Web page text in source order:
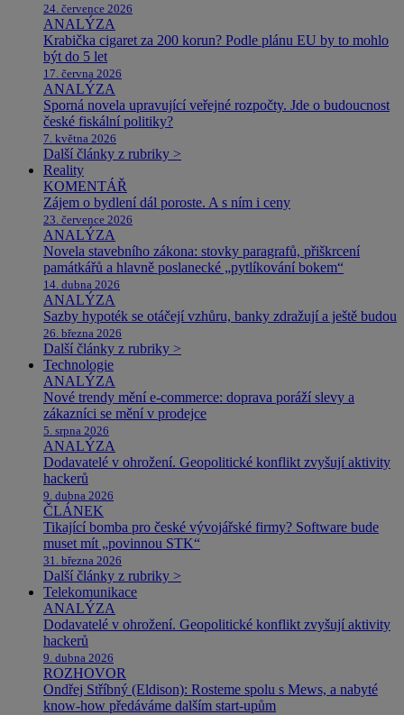
24. července 2026
ANALÝZA
Krabička cigaret za 200 korun? Podle plánu EU by to mohlo
být do 5 let
17. června 2026
ANALÝZA
Sporná novela upravující veřejné rozpočty. Jde o budoucnost
české fiskální politiky?
7. května 2026
Další články z rubriky >
Reality
KOMENTÁŘ
Zájem o bydlení dál poroste. A s ním i ceny
23. července 2026
ANALÝZA
Novela stavebního zákona: stovky paragrafů, přiškrcení
památkářů a hlavně poslanecké „pytlíkování bokem“
14. dubna 2026
ANALÝZA
Sazby hypoték se otáčejí vzhůru, banky zdražují a ještě budou
26. března 2026
Další články z rubriky >
Technologie
ANALÝZA
Nové trendy mění e-commerce: doprava poráží slevy a
zákazníci se mění v prodejce
5. srpna 2026
ANALÝZA
Dodavatelé v ohrožení. Geopolitické konflikt zvyšují aktivity
hackerů
9. dubna 2026
ČLÁNEK
Tikající bomba pro české vývojářské firmy? Software bude
muset mít „povinnou STK“
31. března 2026
Další články z rubriky >
Telekomunikace
ANALÝZA
Dodavatelé v ohrožení. Geopolitické konflikt zvyšují aktivity
hackerů
9. dubna 2026
ROZHOVOR
Ondřej Stříbný (Eldison): Rosteme spolu s Mews, a nabyté
know-how předáváme dalším start-upům